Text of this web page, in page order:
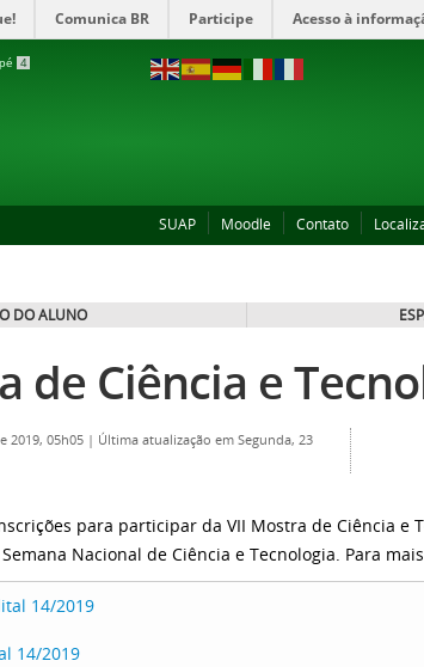
Comunica BR Participe Acesso à
4
SUAP Moodle Contato
DO ALUNO
de Ciência e
2019, 05h05 | Última atualização em Segunda, 23
para participar da VII Mostra de Ciência e
Nacional de Ciência e Tecnologia. Para
14/2019
14/2019